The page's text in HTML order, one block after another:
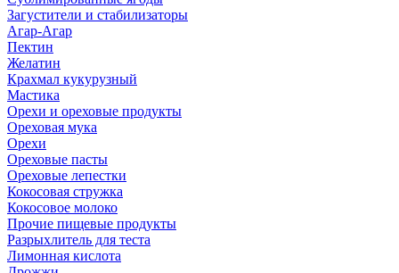
Загустители и стабилизаторы
Агар-Агар
Пектин
Желатин
Крахмал кукурузный
Мастика
Орехи и ореховые продукты
Ореховая мука
Орехи
Ореховые пасты
Ореховые лепестки
Кокосовая стружка
Кокосовое молоко
Прочие пищевые продукты
Разрыхлитель для теста
Лимонная кислота